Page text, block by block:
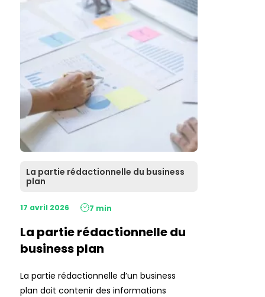
La partie rédactionnelle du business
plan
17 avril 2026 7 min
La partie rédactionnelle du
business plan
La partie rédactionnelle d’un business
plan doit contenir des informations